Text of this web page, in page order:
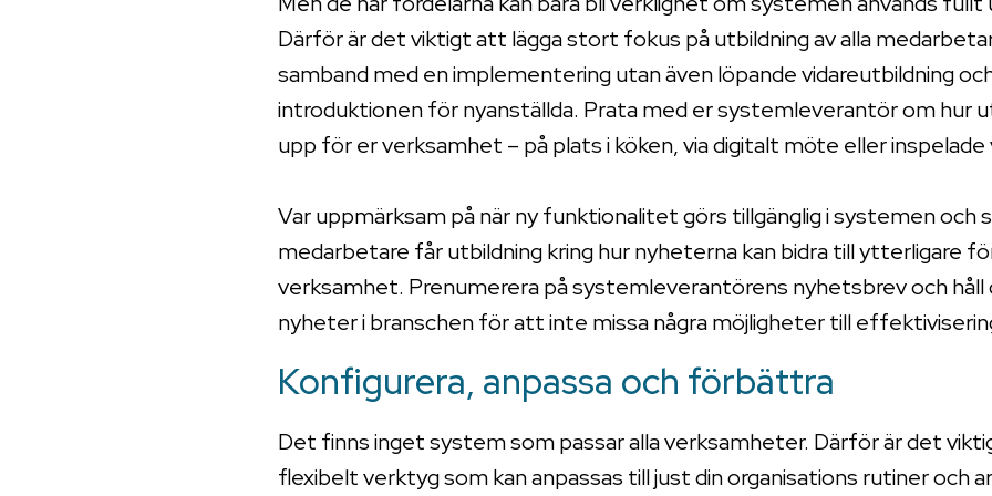
Därför är det viktigt att lägga stort fokus på utbildning av alla
samband med en implementering utan även löpande vidareutbildning
introduktionen för nyanställda. Prata med er systemleverantör om hur
upp för er verksamhet – på plats i köken, via digitalt möte eller
Var uppmärksam på när ny funktionalitet görs tillgänglig i systemen och
medarbetare får utbildning kring hur nyheterna kan bidra till ytterligare
verksamhet. Prenumerera på systemleverantörens nyhetsbrev och håll
nyheter i branschen för att inte missa några möjligheter till
Konfigurera, anpassa och förbättra
Det finns inget system som passar alla verksamheter. Därför är det
flexibelt verktyg som kan anpassas till just din organisations rutiner och